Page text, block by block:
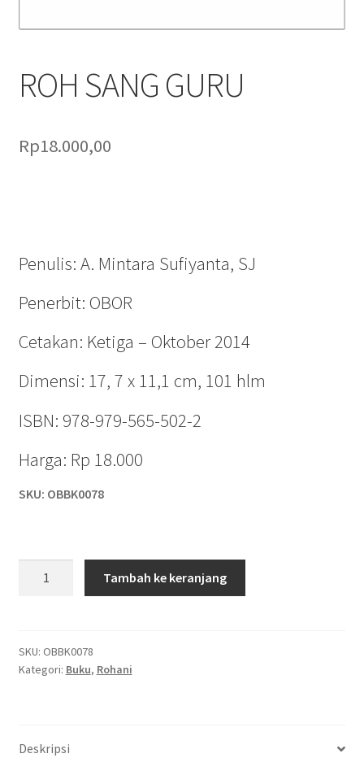
Selamat Datang
Layanan Kami
ROH SANG GURU
Rp18.000,00
Penulis: A. Mintara Sufiyanta, SJ
Penerbit: OBOR
Cetakan: Ketiga – Oktober 2014
Dimensi: 17, 7 x 11,1 cm, 101 hlm
ISBN: 978-979-565-502-2
Harga: Rp 18.000
SKU: OBBK0078
Tambah ke keranjang
SKU: OBBK0078
Kategori: Buku, Rohani
Deskripsi